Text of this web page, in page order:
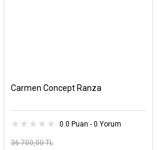
Carmen Concept Ranza
0.0 Puan - 0 Yorum
36.700,00 TL